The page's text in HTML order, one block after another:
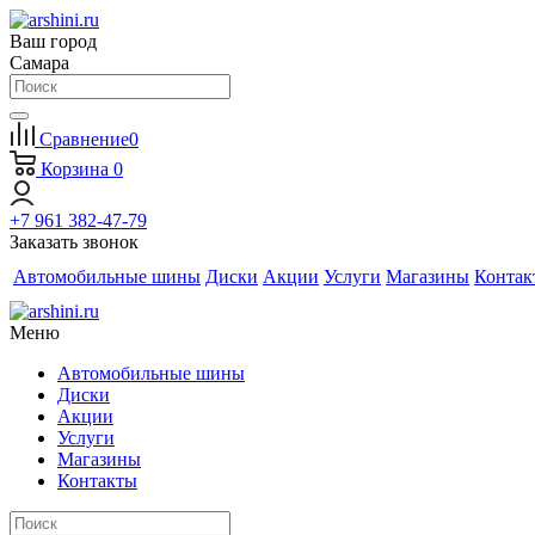
Ваш город
Самара
Сравнение0
Корзина 0
+7 961 382-47-79
Заказать звонок
Автомобильные шины Диски Акции Услуги Магазины
Меню
Автомобильные шины
Диски
Акции
Услуги
Магазины
Контакты